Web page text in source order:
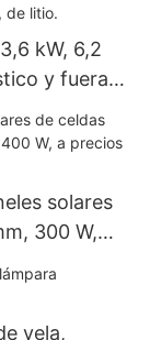
kW, 6,2
y fuera
solares
300 W,
vela,